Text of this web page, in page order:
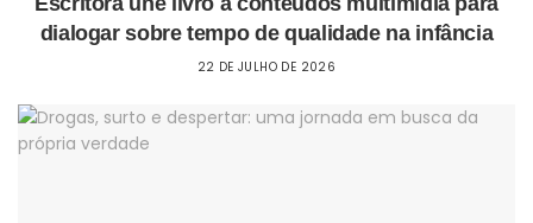
dialogar sobre tempo de qualidade na infância
22 DE JULHO DE 2026